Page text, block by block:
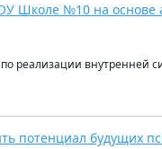
Школе №10 на основе
реализации внутренней
потенциал будущих